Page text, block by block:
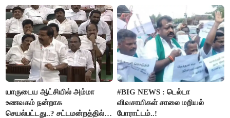
யாருடைய ஆட்சியில் அம்மா
உணவகம் நன்றாக
செயல்பட்டது..? சட்டமன்றத்தில்
#BIG NEWS : டெல்டா
விவசாயிகள் சாலை மறியல்
போராட்டம்..!